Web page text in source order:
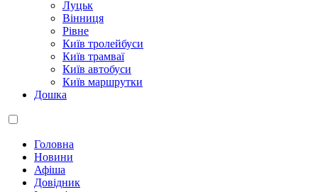
Луцьк
Вінниця
Рівне
Київ тролейбуси
Київ трамваї
Київ автобуси
Київ маршрутки
Дошка
Головна
Новини
Афіша
Довідник